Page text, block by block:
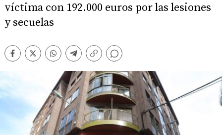
víctima con 192.000 euros por las lesiones
y secuelas
Facebook
TwitterWhatsappTelegram
Copiar
Comentarios